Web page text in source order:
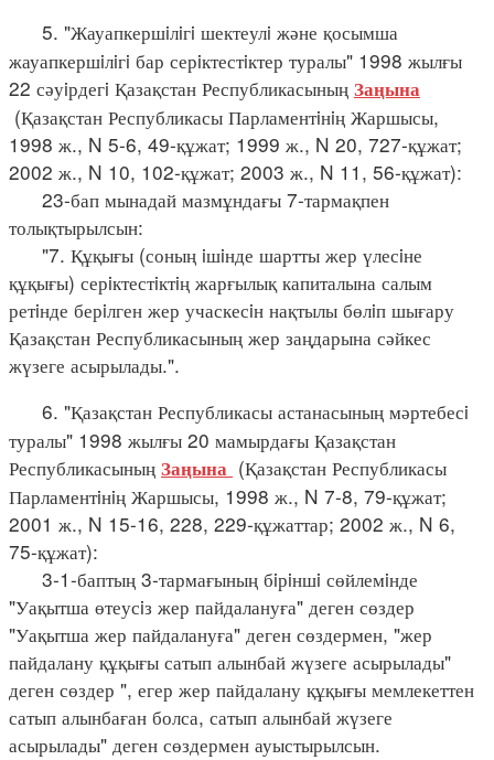
5. "Жауапкершiлiгi шектеулi және қосымша
жауапкершiлiгi бар серiктестiктер туралы" 1998 жылғы
22 сәуiрдегi Қазақстан Республикасының Заңына
(Қазақстан Республикасы Парламентiнiң Жаршысы,
1998 ж., N 5-6, 49-құжат; 1999 ж., N 20, 727-құжат;
2002 ж., N 10, 102-құжат; 2003 ж., N 11, 56-құжат):
23-бап мынадай мазмұндағы 7-тармақпен
толықтырылсын:
"7. Құқығы (соның iшiнде шартты жер үлесiне
құқығы) серiктестiктiң жарғылық капиталына салым
ретiнде берiлген жер учаскесiн нақтылы бөлiп шығару
Қазақстан Республикасының жер заңдарына сәйкес
жүзеге асырылады.".
6. "Қазақстан Республикасы астанасының мәртебесi
туралы" 1998 жылғы 20 мамырдағы Қазақстан
Республикасының Заңына (Қазақстан Республикасы
Парламентiнiң Жаршысы, 1998 ж., N 7-8, 79-құжат;
2001 ж., N 15-16, 228, 229-құжаттар; 2002 ж., N 6,
75-құжат):
3-1-баптың 3-тармағының бiрiншi сөйлемiнде
"Уақытша өтеусiз жер пайдалануға" деген сөздер
"Уақытша жер пайдалануға" деген сөздермен, "жер
пайдалану құқығы сатып алынбай жүзеге асырылады"
деген сөздер ", егер жер пайдалану құқығы мемлекеттен
сатып алынбаған болса, сатып алынбай жүзеге
асырылады" деген сөздермен ауыстырылсын.